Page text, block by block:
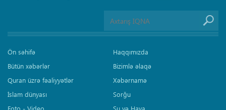
Ön səhifə
Bütün xəbərlər
Quran üzrə fəaliyyətlər
İslam dünyası
Haqqımızda
Bizimlə əlaqə
Xəbərnamə
Sorğu